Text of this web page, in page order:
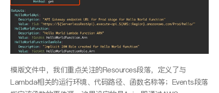
模版⽂件中，我们重点关注的Resources段落，定义了与
Lambda相关的运⾏环境、代码路径、函数名称等；Events段落